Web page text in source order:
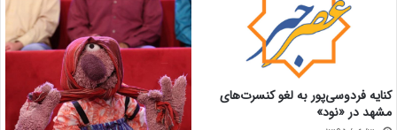
کنایه فردوسی‌پور به لغو کنسرت‌های
مشهد در «نود»